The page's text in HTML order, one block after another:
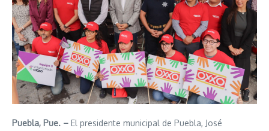
Puebla, Pue. – El presidente municipal de Puebla, José